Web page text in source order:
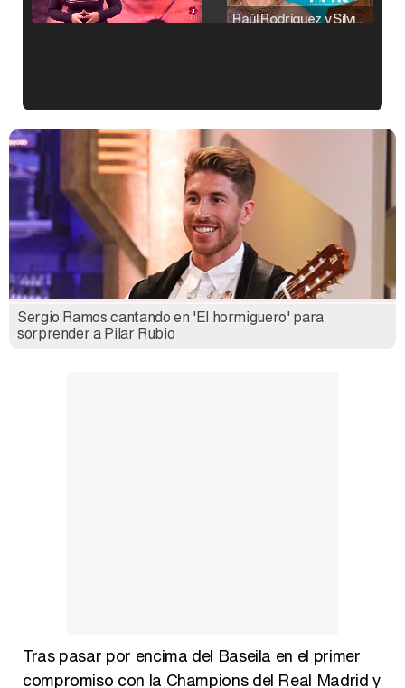
Raúl Rodríguez y Silvia Taulés nos cuentan su papel en 'La familia de la tele'
Carlota Corredera y Javier de Hoyos: "La tele tiene que representar al público también y aquí están todos los perfiles posibles&quo;
Sergio Ramos cantando en 'El hormiguero' para
sorprender a Pilar Rubio
Tras pasar por encima del Baseila en el primer
compromiso con la Champions del Real Madrid y